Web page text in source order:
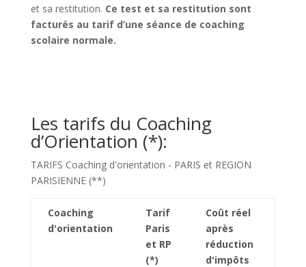
et sa restitution. Ce test et sa restitution sont
facturés au tarif d’une séance de coaching
scolaire normale.
Les tarifs du Coaching
d’Orientation (*):
TARIFS Coaching d'orientation - PARIS et REGION
PARISIENNE (**)
Coaching
d'orientation
Tarif
Paris
et RP
(*)
Coût réel
après
réduction
d'impôts